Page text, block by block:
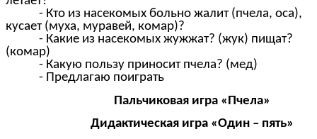
- Кто из насекомых больно жалит (пчела, оса),
кусает (муха, муравей, комар)?
- Какие из насекомых жужжат? (жук) пищат?
(комар)
- Какую пользу приносит пчела? (мед)
- Предлагаю поиграть
Пальчиковая игра «Пчела»
Дидактическая игра «Один – пять»